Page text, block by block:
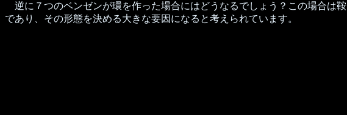
逆に７つのベンゼンが環を作った場合にはどうなるでしょう？この場合は
であり、その形態を決める大きな要因になると考えられています。